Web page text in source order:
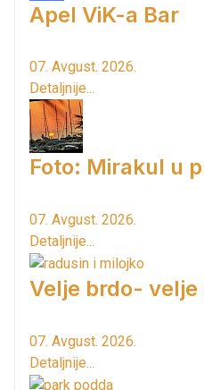
Apel ViK-a Bar
07. Avgust. 2026.
Detaljnije...
Foto: Mirakul u
07. Avgust. 2026.
Detaljnije...
Velje brdo-
07. Avgust. 2026.
Detaljnije...